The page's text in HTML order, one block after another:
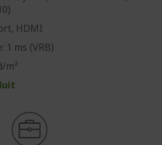
HDMI
1 ms (VRB)
m²